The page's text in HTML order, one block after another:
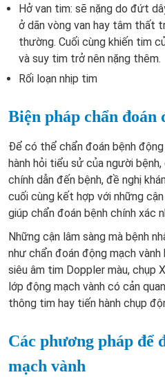
Hở van tim: sẽ nặng do đứt
ở dãn vòng van hay tâm thất
thường. Cuối cùng khiến tim
và suy tim trở nên nặng thêm.
Rối loạn nhịp tim
Biện pháp chẩn đoán
Để có thể chẩn đoán bệnh
hành hỏi tiểu sử của người
chính dẫn đến bệnh, đề nghị
cuối cùng kết hợp với những
giúp chẩn đoán bệnh chính xác
Những cận lâm sàng mà bệnh
như chẩn đoán động mạch
siêu âm tim Doppler màu, chụp
lớp động mạch vành có cản
thông tim hay tiến hành chụp
Các phương pháp để
mạch vành